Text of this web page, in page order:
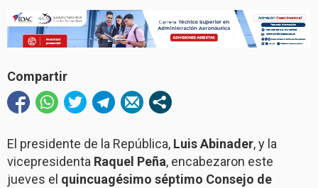
Compartir
El presidente de la República, Luis Abinader, y la
vicepresidenta Raquel Peña, encabezaron este
jueves el quincuagésimo séptimo Consejo de